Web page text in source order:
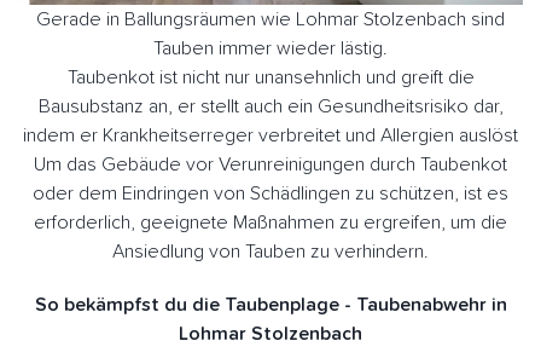
Gerade in Ballungsräumen wie Lohmar Stolzenbach sind
Tauben immer wieder lästig.
Taubenkot ist nicht nur unansehnlich und greift die
Bausubstanz an, er stellt auch ein Gesundheitsrisiko dar,
indem er Krankheitserreger verbreitet und Allergien auslöst
Um das Gebäude vor Verunreinigungen durch Taubenkot
oder dem Eindringen von Schädlingen zu schützen, ist es
erforderlich, geeignete Maßnahmen zu ergreifen, um die
Ansiedlung von Tauben zu verhindern.
So bekämpfst du die Taubenplage - Taubenabwehr in
Lohmar Stolzenbach